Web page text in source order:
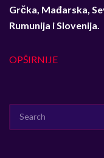
Grčka, Mađarska,
Rumunija i Slovenija.
OPŠIRNIJE
FOR: